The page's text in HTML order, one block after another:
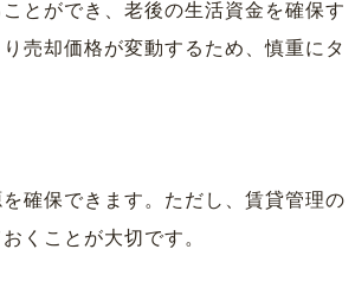
とができ、老後の生活資金を確保す
売却価格が変動するため、慎重にタ
確保できます。ただし、賃貸管理の
くことが大切です。